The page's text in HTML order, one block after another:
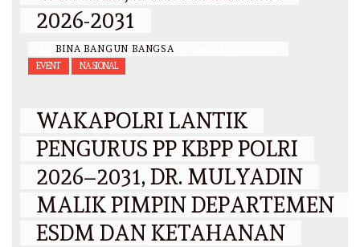
2026-2031
BINA BANGUN BANGSA
EVENT NASIONAL
WAKAPOLRI LANTIK
PENGURUS PP KBPP POLRI
2026–2031, DR. MULYADIN
MALIK PIMPIN DEPARTEMEN
ESDM DAN KETAHANAN